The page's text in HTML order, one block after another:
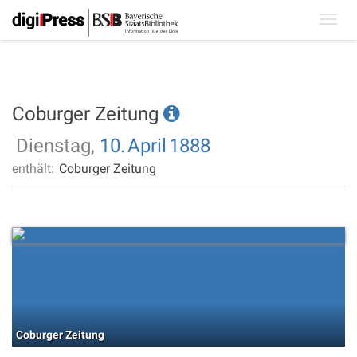
Coburger Zeitung
Dienstag, 10.April 1888
enthält: Coburger Zeitung
Coburger Zeitung